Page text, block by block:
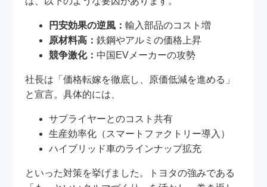
円安効果の逆風：輸入部品のコスト増
原材料高：鉄鋼やアルミの価格上昇
競争激化： 中国EVメーカーの攻勢
社長は「価格転嫁を徹底し、原価低減を進める」
と宣言。具体的には、
サプライヤーとのコスト共有
生産効率化（スマートファクトリー導入）
ハイブリッド車のラインナップ拡充
といった対策を挙げました。トヨタの強みである